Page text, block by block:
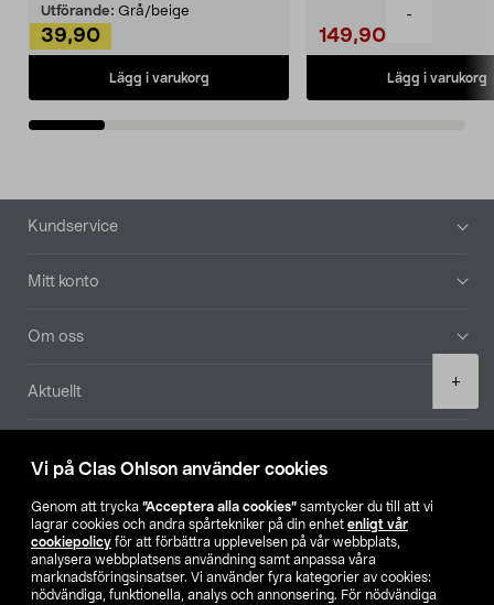
Vi på Clas Ohlson använder cookies
Genom att trycka ”Acceptera alla cookies” samtycker du till att vi
lagrar cookies och andra spårtekniker på din enhet enligt vår
cookiepolicy för att förbättra upplevelsen på vår webbplats,
analysera webbplatsens användning samt anpassa våra
marknadsföringsinsatser. Vi använder fyra kategorier av cookies:
nödvändiga, funktionella, analys och annonsering. För nödvändiga
-
+
Utförande: Grå/beige
39,90
Lägg i varukorg
149,90
Lägg i varukorg
Sidfot
Kundservice
Mitt konto
Om oss
Aktuellt
Hitta butik
SE NO FI